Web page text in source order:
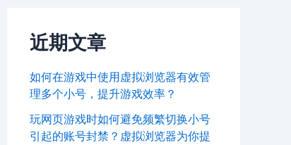
近期文章
如何在游戏中使用虚拟浏览器有效管
理多个小号，提升游戏效率？
玩网页游戏时如何避免频繁切换小号
引起的账号封禁？虚拟浏览器为你提